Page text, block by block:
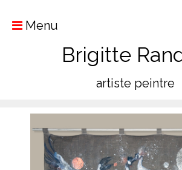
Menu
Brigitte
artiste peintre